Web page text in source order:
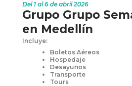
Del 1 al 6 de abril 2026
Grupo Grupo
en Medellín
Incluye:
Boletos Aéreos
Hospedaje
Desayunos
Transporte
Tours